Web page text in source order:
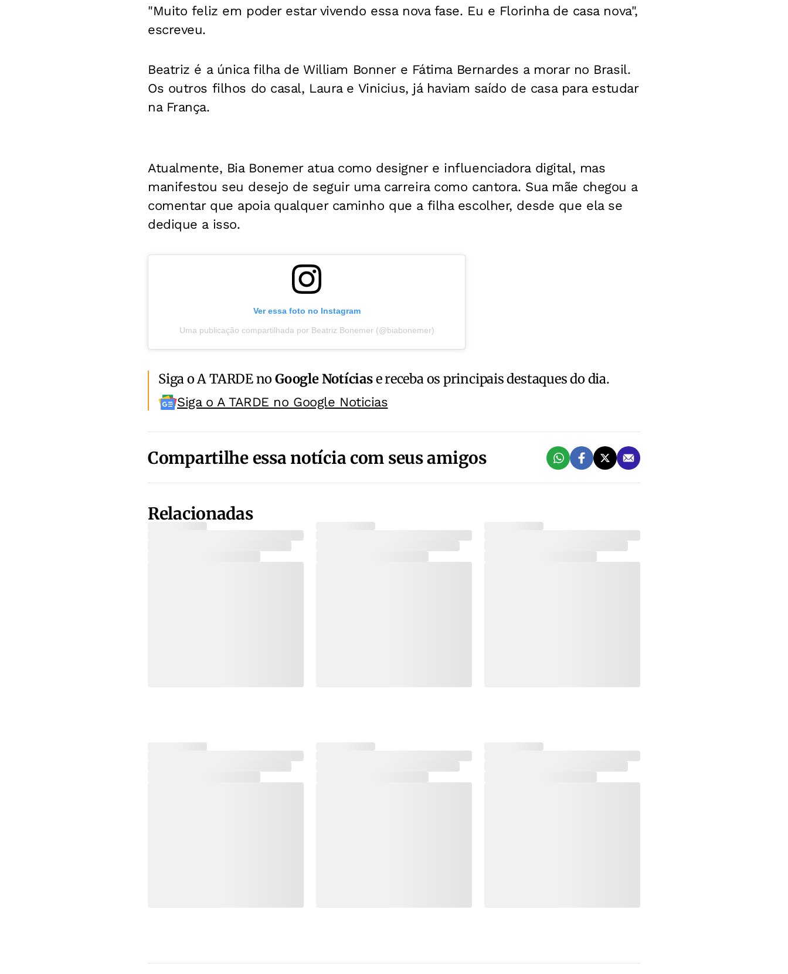
"Muito feliz em poder estar vivendo essa nova fase. Eu e Florinha de casa nova",
escreveu.
Beatriz é a única filha de William Bonner e Fátima Bernardes a morar no Brasil.
Os outros filhos do casal, Laura e Vinicius, já haviam saído de casa para estudar
na França.
Atualmente, Bia Bonemer atua como designer e influenciadora digital, mas
manifestou seu desejo de seguir uma carreira como cantora. Sua mãe chegou a
comentar que apoia qualquer caminho que a filha escolher, desde que ela se
dedique a isso.
Ver essa foto no Instagram
Uma publicação compartilhada por Beatriz Bonemer (@biabonemer)
Siga o A TARDE noGoogle Notíciase receba os principais destaques do dia.
Siga o A TARDE no Google Noticias
Compartilhe essa notícia com seus amigos
Relacionadas